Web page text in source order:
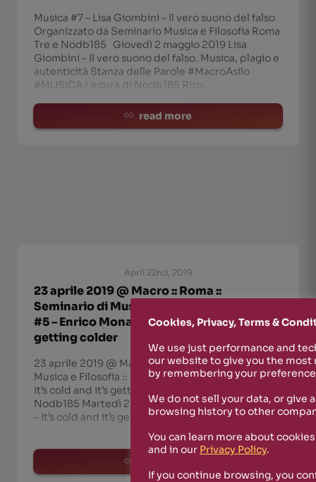
Musica #7 – Lisa Giombini – Il vero suono del falso
Organizzato da Seminario Musica e Filosofia Roma
Tre e Nodb185 Giovedì 2 maggio 2019 Lisa
Giombini – Il vero suono del falso. Musica, plagio e
autenticità Stanza delle Parole #MacroAsilo
#MUSICA | a cura di Nodb185 Rizo
read more
April 22nd, 2019
23 aprile 2019 @ Macro :: Roma ::
Seminario di Musica e Filosofia :: Musica
#5 – Enrico Monacelli – It’s cold and it’s
getting colder
23 aprile 2019 @ Macro :: Roma :: Seminario di
Musica e Filosofia :: Musica #5 – Enrico Monacelli –
It’s cold and it’s getting colder #MUSICA | a cura di
Nodb185 Martedì 23 aprile 2019 Enrico Monacelli
– It’s cold and it’s getting colder, l’inorganicit
Cookies, Privacy, Terms &
We use just performance and
our website to give you the
by remembering your
We do not sell your data, or give
browsing history to other
You can learn more about
and in our Privacy Policy.
If you continue browsing, you